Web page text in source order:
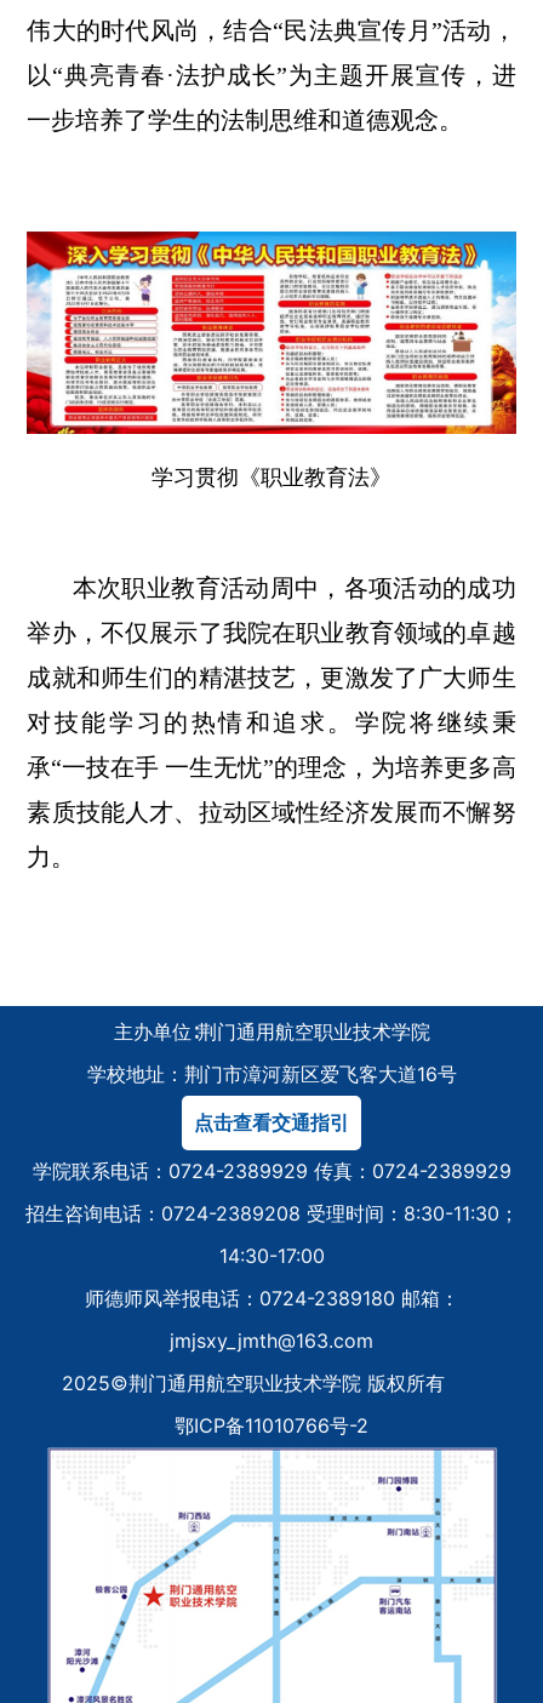
伟大的时代风尚，结合“民法典宣传月”活动，
以“典亮青春·法护成长”为主题开展宣传，进
一步培养了学生的法制思维和道德观念。
学习贯彻《职业教育法》
本次职业教育活动周中，各项活动的成功
举办，不仅展示了我院在职业教育领域的卓越
成就和师生们的精湛技艺，更激发了广大师生
对技能学习的热情和追求。学院将继续秉
承“一技在手 一生无忧”的理念，为培养更多高
素质技能人才、拉动区域性经济发展而不懈努
力。
主办单位∶荆门通用航空职业技术学院
学校地址：荆门市漳河新区爱飞客大道16号
点击查看交通指引
学院联系电话：0724-2389929 传真：0724-2389929
招生咨询电话：0724-2389208 受理时间：8:30-11:30；
14:30-17:00
师德师风举报电话：0724-2389180 邮箱：
jmjsxy_jmth@163.com
2025©荆门通用航空职业技术学院 版权所有
鄂ICP备11010766号-2